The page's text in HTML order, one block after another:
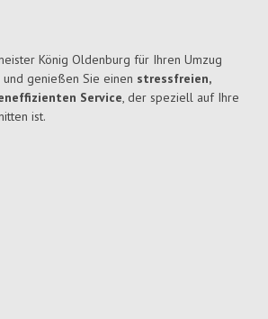
König Oldenburg für Ihren Umzug
genießen Sie einen stressfreien,
Service, der speziell auf Ihre
ist.